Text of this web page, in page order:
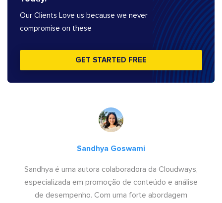
Our Clients Love us because we never
compromise on these
GET STARTED FREE
Sandhya Goswami
Sandhya é uma autora colaboradora da Cloudways,
especializada em promoção de conteúdo e análise
de desempenho. Com uma forte abordagem